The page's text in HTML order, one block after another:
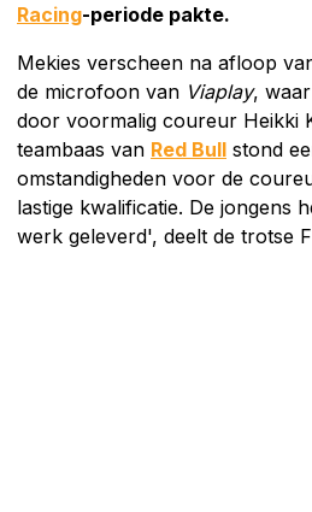
Racing-periode pakte.
Mekies verscheen na afloop
de microfoon van Viaplay,
door voormalig coureur Heikki
teambaas van Red Bull stond
omstandigheden voor de
lastige kwalificatie. De jongens
werk geleverd', deelt de trotse